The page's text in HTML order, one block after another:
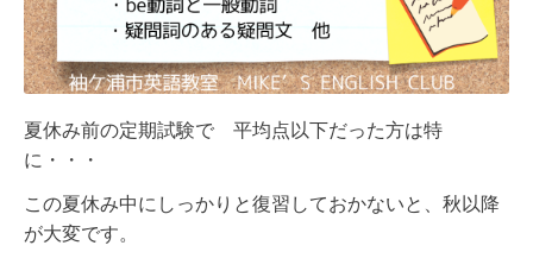
夏休み前の定期試験で 平均点以下だった方は特
に・・・
この夏休み中にしっかりと復習しておかないと、秋以降
が大変です。